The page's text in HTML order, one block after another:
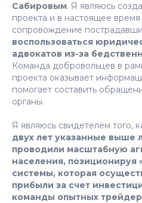
Сабировым. Я являюсь
проекта и в настоящее
сопровождение
воспользоваться
адвокатов из-за
Команда добровольцев в
проекта оказывает
помогает составить
органы.
Я являюсь свидетелем того,
двух лет указанные выше
проводили масштабную
населения, позиционируя
системы, которая
прибыли за счет
команды опытных